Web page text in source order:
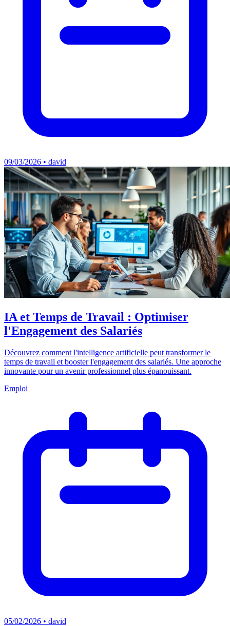
09/03/2026 • david
IA et Temps de Travail : Optimiser
l'Engagement des Salariés
Découvrez comment l'intelligence artificielle peut transformer le
temps de travail et booster l'engagement des salariés. Une approche
innovante pour un avenir professionnel plus épanouissant.
Emploi
05/02/2026 • david